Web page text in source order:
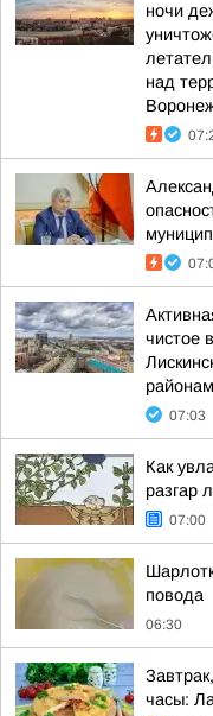
ночи
над
чистое
районам
07:03
Как
разгар
07:00
повода
06:30
часы: